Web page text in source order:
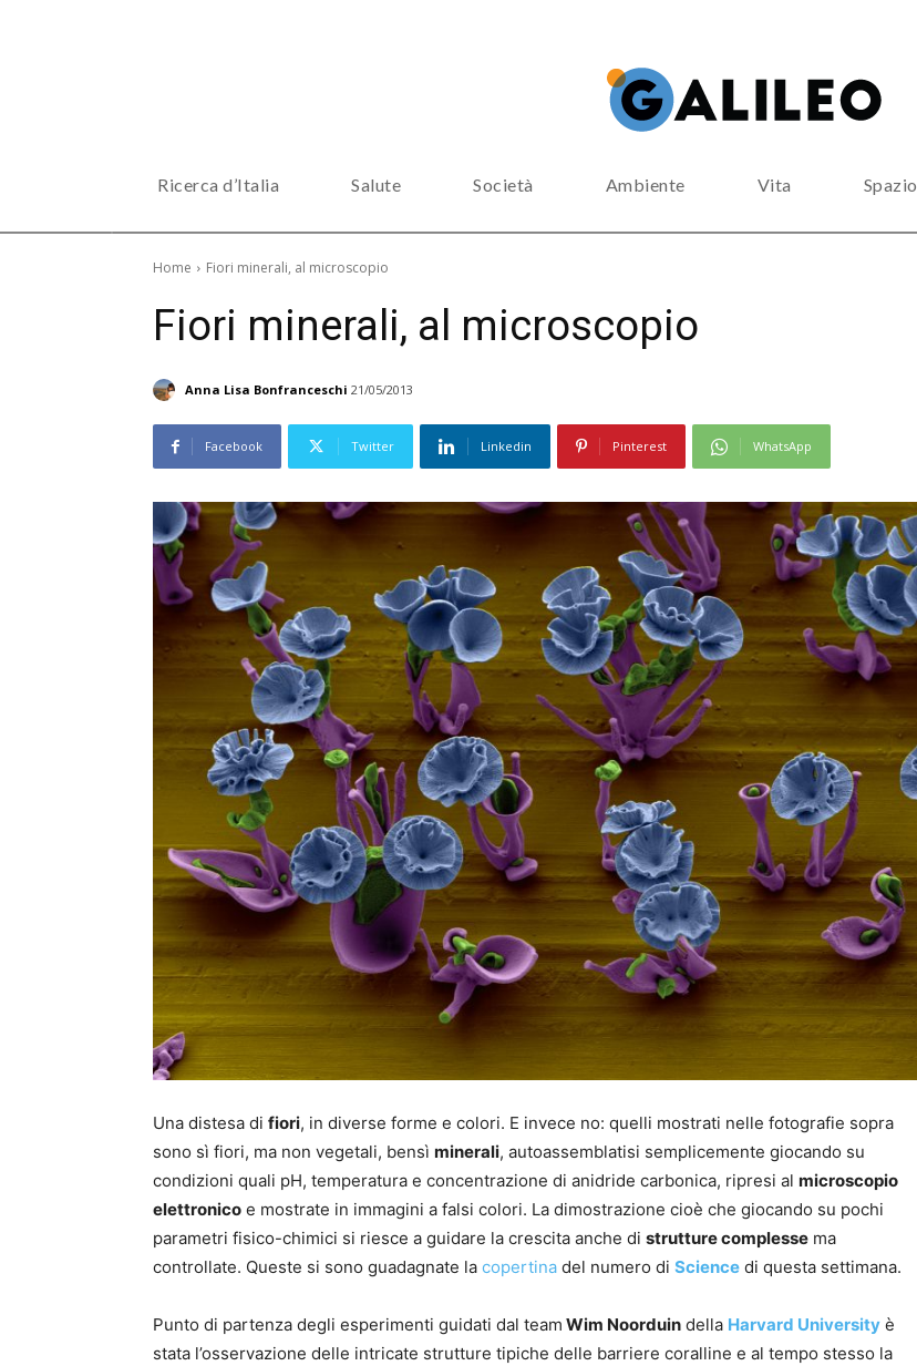
Ricerca d’Italia Salute Società Ambiente Vita Spazio
Home Fiori minerali, al microscopio
Fiori minerali, al microscopio
Anna Lisa Bonfranceschi 21/05/2013
Facebook Twitter Linkedin Pinterest WhatsApp
Una distesa di fiori, in diverse forme e colori. E invece no: quelli mostrati nelle fotografie sopra
sono sì fiori, ma non vegetali, bensì minerali, autoassemblatisi semplicemente giocando su
condizioni quali pH, temperatura e concentrazione di anidride carbonica, ripresi al microscopio
elettronico e mostrate in immagini a falsi colori. La dimostrazione cioè che giocando su pochi
parametri fisico-chimici si riesce a guidare la crescita anche di strutture complesse ma
controllate. Queste si sono guadagnate la copertina del numero di Science di questa settimana.
Punto di partenza degli esperimenti guidati dal team Wim Noorduin della Harvard University è
stata l’osservazione delle intricate strutture tipiche delle barriere coralline e al tempo stesso la